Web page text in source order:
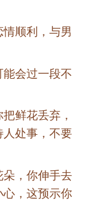
顺利，与男
会过一段不
鲜花丢弃，
处事，不要
朵，你伸手去
，这预示你